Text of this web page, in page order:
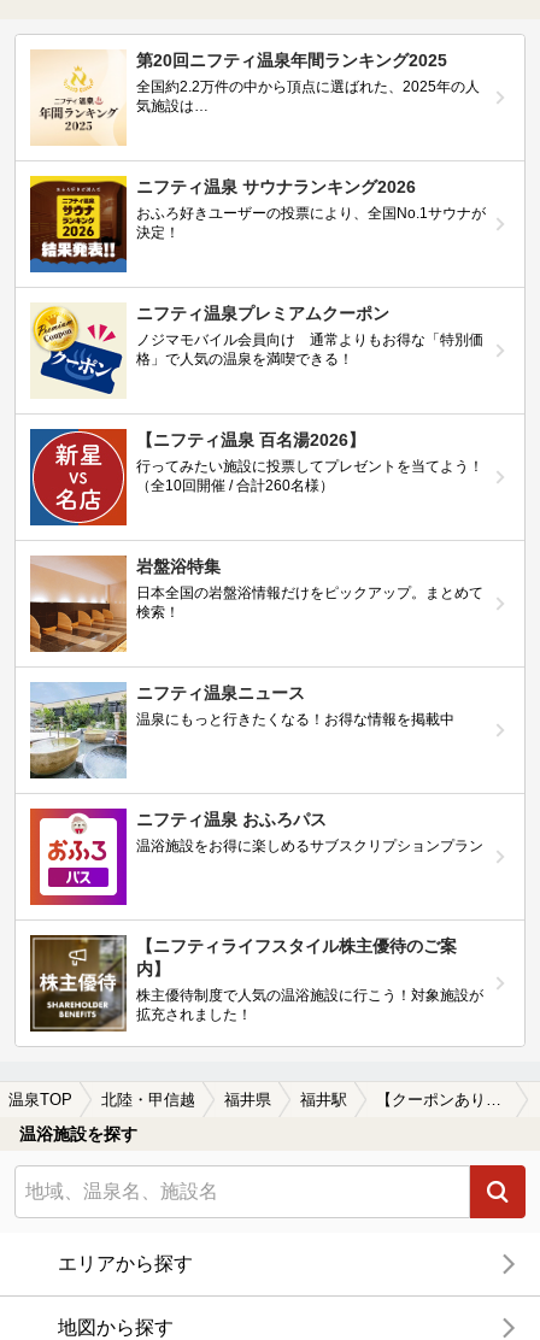
第20回ニフティ温泉年間ランキング2025
全国約2.2万件の中から頂点に選ばれた、2025年の人
気施設は…
ニフティ温泉 サウナランキング2026
おふろ好きユーザーの投票により、全国No.1サウナが
決定！
ニフティ温泉プレミアムクーポン
ノジマモバイル会員向け 通常よりもお得な「特別価
格」で人気の温泉を満喫できる！
【ニフティ温泉 百名湯2026】
行ってみたい施設に投票してプレゼントを当てよう！
（全10回開催 / 合計260名様）
岩盤浴特集
日本全国の岩盤浴情報だけをピックアップ。まとめて
検索！
ニフティ温泉ニュース
温泉にもっと行きたくなる！お得な情報を掲載中
ニフティ温泉 おふろパス
温浴施設をお得に楽しめるサブスクリプションプラン
【ニフティライフスタイル株主優待のご案
内】
株主優待制度で人気の温浴施設に行こう！対象施設が
拡充されました！
温泉TOP 北陸・甲信越 福井県 福井駅 【クーポンあり】子連れOKな福井駅近くの温泉、日帰り温泉、スーパー銭湯おすすめ
温浴施設を探す
エリアから探す
地図から探す